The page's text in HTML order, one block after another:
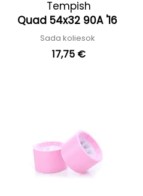
Tempish
Quad 54x32 90A '16
Sada koliesok
17,75 €